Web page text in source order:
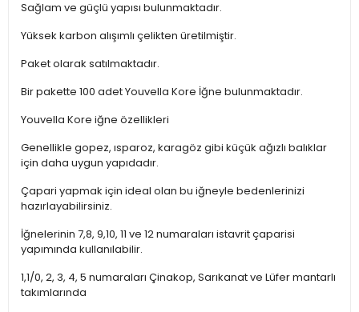
Sağlam ve güçlü yapısı bulunmaktadır.
Yüksek karbon alışımlı çelikten üretilmiştir.
Paket olarak satılmaktadır.
Bir pakette 100 adet Youvella Kore İğne bulunmaktadır.
Youvella Kore iğne özellikleri
Genellikle gopez, ısparoz, karagöz gibi küçük ağızlı balıklar
için daha uygun yapıdadır.
Çapari yapmak için ideal olan bu iğneyle bedenlerinizi
hazırlayabilirsiniz.
İğnelerinin 7,8, 9,10, 11 ve 12 numaraları istavrit çaparisi
yapımında kullanılabilir.
1,1/0, 2, 3, 4, 5 numaraları Çinakop, Sarıkanat ve Lüfer mantarlı
takımlarında